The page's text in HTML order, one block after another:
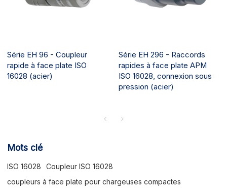
Série EH 96 - Coupleur
rapide à face plate ISO
16028 (acier)
Série EH 296 - Raccords
rapides à face plate APM
ISO 16028, connexion sous
pression (acier)
Mots clé
ISO 16028
Coupleur ISO 16028
coupleurs à face plate pour chargeuses compactes